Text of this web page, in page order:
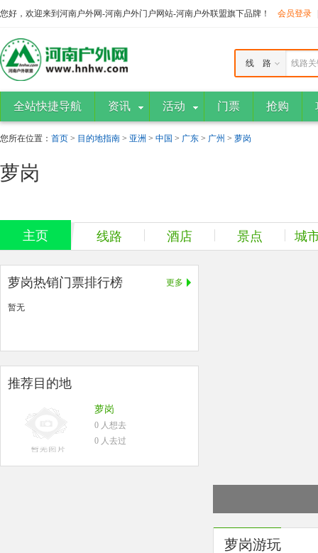
您好，欢迎来到河南户外网-河南户外门户网站-河南户外联盟旗下品牌！ 会员登录
线路
线 路
全站快捷导航 资讯 活动 门票 抢购
您所在位置： 首页 > 目的地指南 > 亚洲 > 中国 > 广东 > 广州 > 萝岗
萝岗
主页 线路 酒店 景点 城
更多
萝岗热销门票排行榜
暂无
推荐目的地
萝岗
0 人想去
0 人去过
萝岗游玩